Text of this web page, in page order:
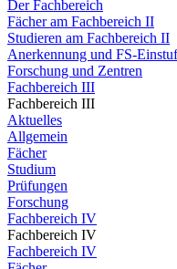
Der Fachbereich
Fächer am Fachbereich II
Studieren am Fachbereich II
Anerkennung und FS-
Forschung und Zentren
Fachbereich III
Fachbereich III
Aktuelles
Allgemein
Fächer
Studium
Prüfungen
Forschung
Fachbereich IV
Fachbereich IV
Fachbereich IV